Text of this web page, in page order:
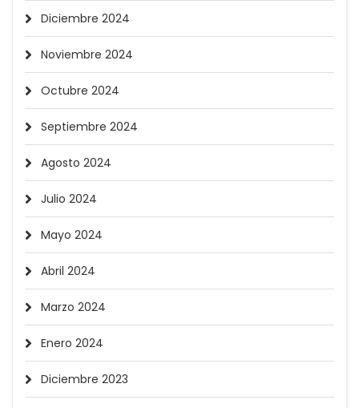
Diciembre 2024
Noviembre 2024
Octubre 2024
Septiembre 2024
Agosto 2024
Julio 2024
Mayo 2024
Abril 2024
Marzo 2024
Enero 2024
Diciembre 2023